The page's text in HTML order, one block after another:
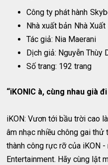
Công ty phát hành
Nhà xuất bản Nhà Xuất
Tác giả: Nia Maerani
Dịch giả: Nguyễn Thùy
Số trang: 192 trang
“iKONIC à, cùng nhau già
iKON: Vươn tới bầu trời cao
âm nhạc nhiều chông gai
thành công rực rỡ của iKON
Entertainment. Hãy cùng lật